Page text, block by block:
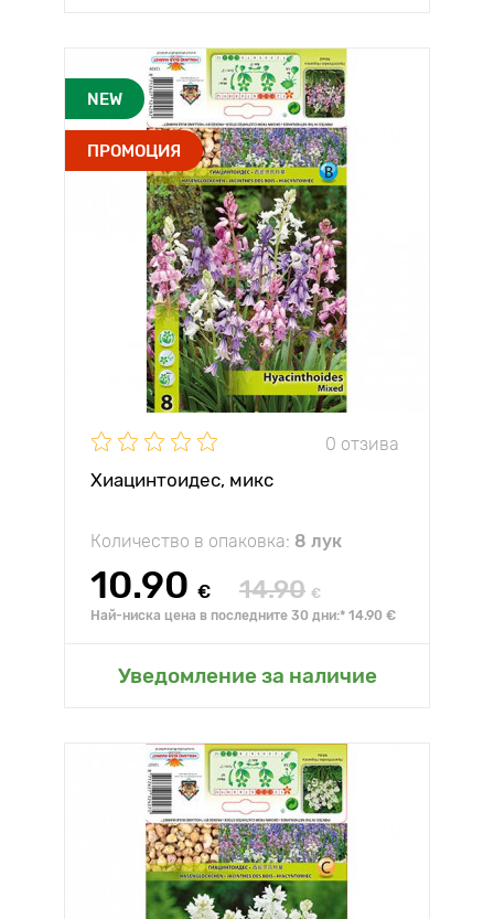
NEW
ПРОМОЦИЯ
0 отзива
Хиацинтоидес, микс
Количество в опаковка: 8 лук
10.90 € 14.90 €
Най-ниска цена в последните 30 дни:* 14.90 €
Уведомление за наличие